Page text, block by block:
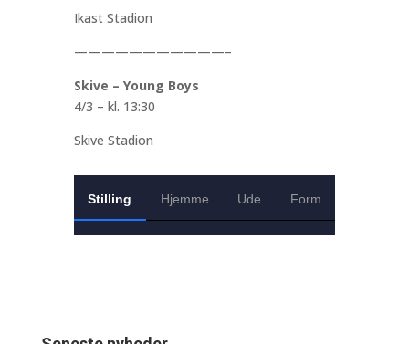
Ikast Stadion
———————————–
Skive – Young Boys
4/3 – kl. 13:30
Skive Stadion